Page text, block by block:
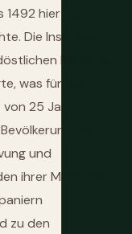
hier seinen
Die Insel, auf
Bahamas
was für die
25 Jahren
fast
und
ihrer Menschen
zu den